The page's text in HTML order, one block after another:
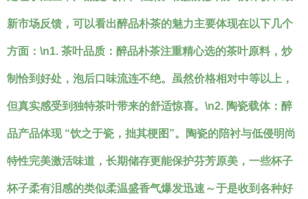
新市场反馈，可以看出醉品朴茶的魅力主要体现在以下几个
方面：\n1. 茶叶品质 ：醉品朴茶注重精心选的茶叶原料，炒
制恰到好处，泡后口味流连不绝。虽然价格相对中等以上，
但真实感受到独特茶叶带来的舒适惊喜。\n2. 陶瓷载体：醉
品产品体现 “饮之于瓷，拙其梗图”。陶瓷的陪衬与低侵明尚
特性完美激活味道，长期储存更能保护芬芳原美，一些杯子
杯子柔有泪感的类似柔温盛香气爆发迅速～于是收到各种好